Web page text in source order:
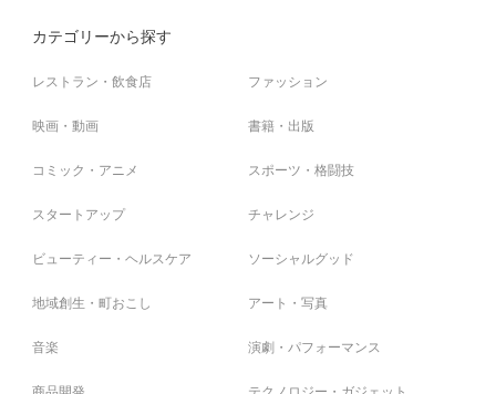
カテゴリーから探す
レストラン・飲食店 ファッション
映画・動画 書籍・出版
コミック・アニメ スポーツ・格闘技
スタートアップ チャレンジ
ビューティー・ヘルスケア ソーシャルグッド
地域創生・町おこし アート・写真
音楽 演劇・パフォーマンス